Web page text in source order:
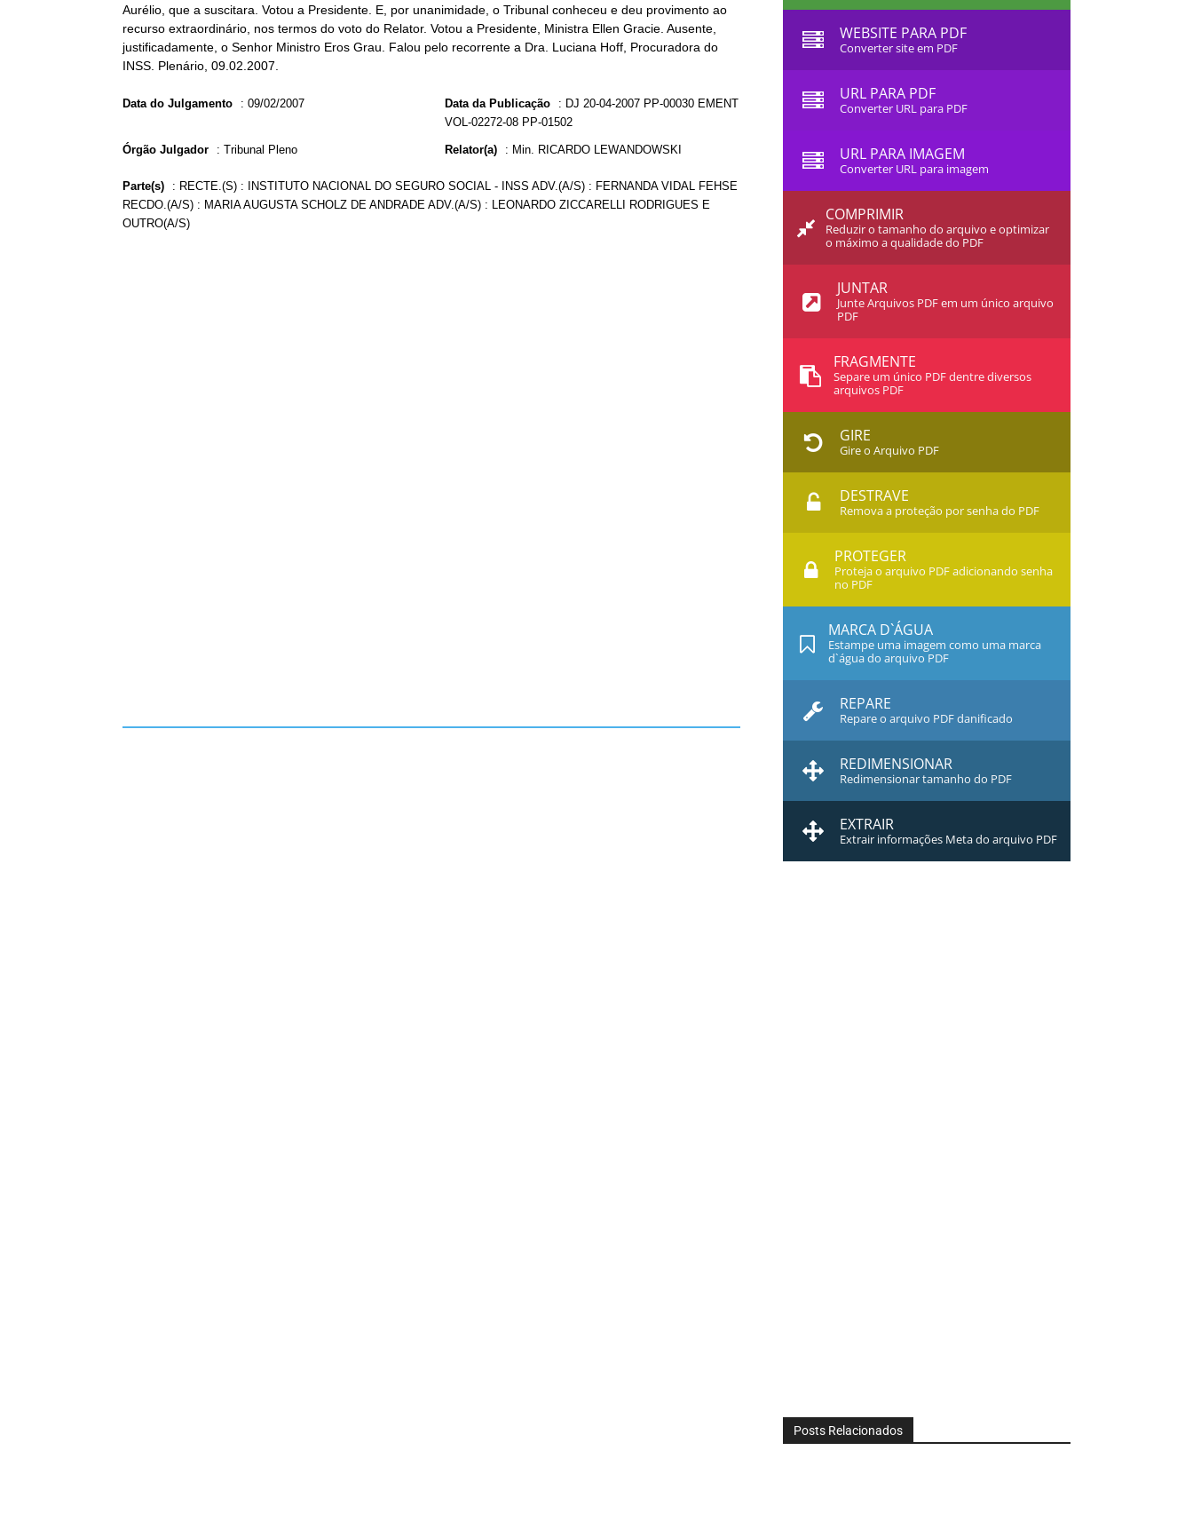
Aurélio, que a suscitara. Votou a Presidente. E, por unanimidade, o Tribunal conheceu e deu provimento ao
recurso extraordinário, nos termos do voto do Relator. Votou a Presidente, Ministra Ellen Gracie. Ausente,
justificadamente, o Senhor Ministro Eros Grau. Falou pelo recorrente a Dra. Luciana Hoff, Procuradora do
INSS. Plenário, 09.02.2007.
Data do Julgamento : 09/02/2007 Data da Publicação : DJ 20-04-2007 PP-00030 EMENT
VOL-02272-08 PP-01502
Órgão Julgador : Tribunal Pleno Relator(a) : Min. RICARDO LEWANDOWSKI
Parte(s) : RECTE.(S) : INSTITUTO NACIONAL DO SEGURO SOCIAL - INSS ADV.(A/S) : FERNANDA VIDAL FEHSE
RECDO.(A/S) : MARIA AUGUSTA SCHOLZ DE ANDRADE ADV.(A/S) : LEONARDO ZICCARELLI RODRIGUES E
OUTRO(A/S)
WEBSITE PARA PDF
Converter site em PDF
URL PARA PDF
Converter URL para PDF
URL PARA IMAGEM
Converter URL para imagem
COMPRIMIR
Reduzir o tamanho do arquivo e optimizar
o máximo a qualidade do PDF
JUNTAR
Junte Arquivos PDF em um único arquivo
PDF
FRAGMENTE
Separe um único PDF dentre diversos
arquivos PDF
GIRE
Gire o Arquivo PDF
DESTRAVE
Remova a proteção por senha do PDF
PROTEGER
Proteja o arquivo PDF adicionando senha
no PDF
MARCA D`ÁGUA
Estampe uma imagem como uma marca
d`água do arquivo PDF
REPARE
Repare o arquivo PDF danificado
REDIMENSIONAR
Redimensionar tamanho do PDF
EXTRAIR
Extrair informações Meta do arquivo PDF
Posts Relacionados